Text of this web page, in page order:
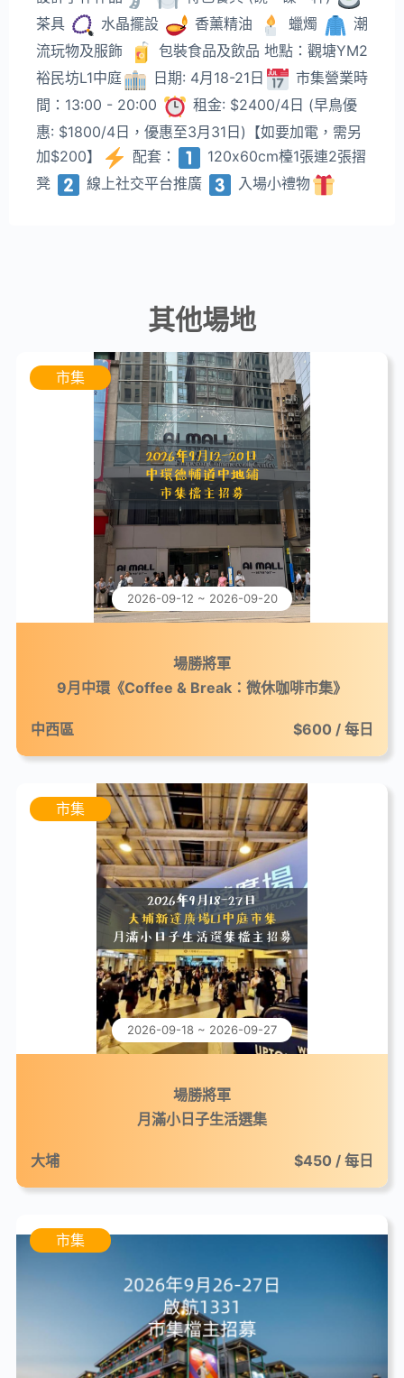
茶具
水晶擺設 香薰精油 蠟燭
潮
流玩物及服飾
包裝食品及飲品 地點：觀塘YM2
裕民坊L1中庭
日期: 4月18-21日
市集營業時
間：13:00 - 20:00
租金: $2400/4日 (早鳥優
惠: $1800/4日，優惠至3月31日)【如要加電，需另
加$200】
配套：
120x60cm檯1張連2張摺
凳
線上社交平台推廣 入場小禮物
其他場地
市集
2026-09-12 ~ 2026-09-20
場勝將軍
9月中環《Coffee & Break：微休咖啡市集》
中西區 $600 / 每日
市集
2026-09-18 ~ 2026-09-27
場勝將軍
月滿小日子生活選集
大埔 $450 / 每日
市集